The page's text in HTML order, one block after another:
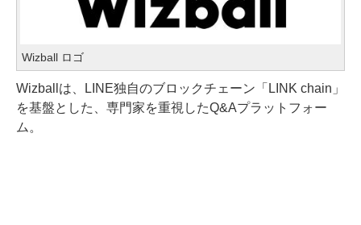
Wizball ロゴ
Wizballは、LINE独自のブロックチェーン「LINK chain」
を基盤とした、専門家を重視したQ&Aプラットフォー
ム。